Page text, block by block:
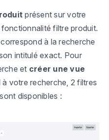
présent sur votre
filtre produit.
à la recherche
intitulé exact. Pour
et créer une vue
à votre recherche, 2 filtres
disponibles :